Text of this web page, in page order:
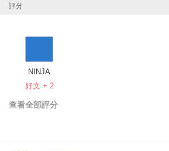
評分
NINJA
好文 + 2
查看全部評分